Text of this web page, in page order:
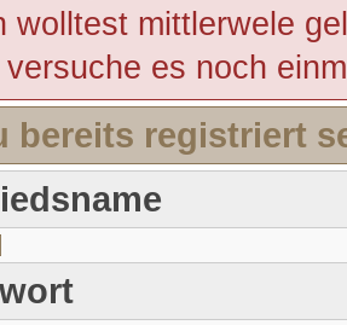
wolltest mittlerwele
es noch
bereits registriert